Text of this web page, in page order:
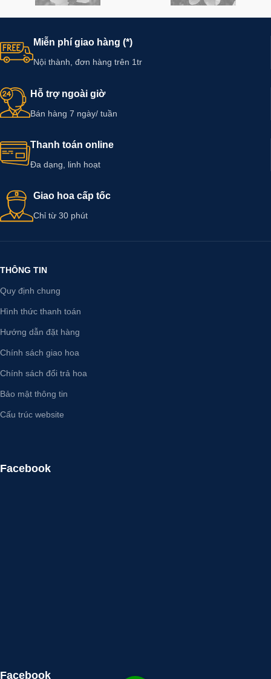
Miễn phí giao hàng (*)
Nội thành, đơn hàng trên 1tr
Hỗ trợ ngoài giờ
Bán hàng 7 ngày/ tuần
Thanh toán online
Đa dạng, linh hoạt
Giao hoa cấp tốc
Chỉ từ 30 phút
THÔNG TIN
Quy định chung
Hình thức thanh toán
Hướng dẫn đặt hàng
Chính sách giao hoa
Chính sách đổi trả hoa
Bảo mật thông tin
Cấu trúc website
Facebook
Facebook